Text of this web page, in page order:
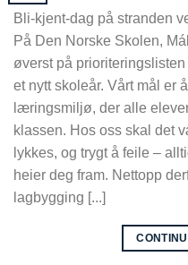
Bli-kjent-dag på stranden
På Den Norske Skolen,
øverst på
et nytt skoleår. Vårt mål er
læringsmiljø, der alle
klassen. Hos oss skal det
lykkes, og trygt å feile –
heier deg fram. Nettopp
lagbygging [...]